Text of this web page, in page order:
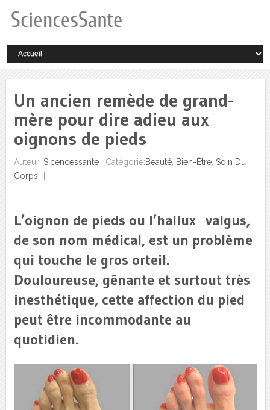
Un ancien remède de grand-
mère pour dire adieu aux
oignons de pieds
Auteur: Sicencessante| Catégorie:Beauté, Bien-Être, Soin Du
Corps
L’oignon de pieds ou l’hallux valgus,
de son nom médical, est un problème
qui touche le gros orteil.
Douloureuse, gênante et surtout très
inesthétique, cette affection du pied
peut être incommodante au
quotidien.